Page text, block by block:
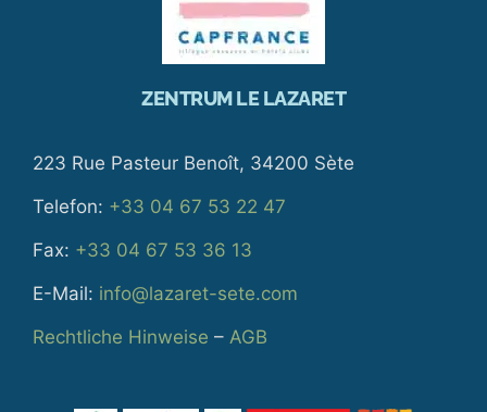
ZENTRUM LE LAZARET
223 Rue Pasteur Benoît, 34200 Sète
Telefon: +33 04 67 53 22 47
Fax: +33 04 67 53 36 13
E-Mail: info@lazaret-sete.com
Rechtliche Hinweise – AGB